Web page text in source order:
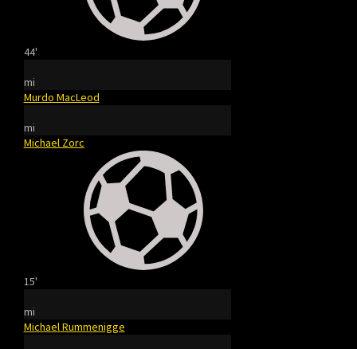
44'
mi
Murdo MacLeod
mi
Michael Zorc
15'
mi
Michael Rummenigge